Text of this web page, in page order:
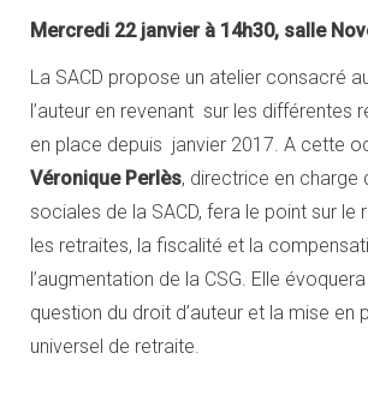
Mercredi 22 janvier à 14h30, salle
La SACD propose un atelier consacré
l’auteur en revenant sur les différentes
en place depuis janvier 2017. A cette
Véronique Perlès, directrice en charge
sociales de la SACD, fera le point sur le
les retraites, la fiscalité et la
l’augmentation de la CSG. Elle
question du droit d’auteur et la mise en
universel de retraite.